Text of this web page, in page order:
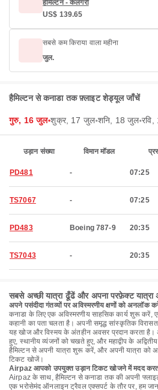
हैमिल्टन - कैलगरी
US$ 139.65
सबसे कम किराया वाला महीना
जुल.
हैमिल्टन से कनाडा तक फ़्लाइट शेड्यूल जाँचें
गुरु, 16 जुल॰शुक्र, 17 जुल॰शनि, 18 जुल॰
उड़ान संख्या विमान मॉडल
PD481 - 07:25
TS7067 - 07:25
PD483 Boeing 787-9 20:35
TS7043 - 20:35
सबसे अच्छी यात्रा ढूँढें और अपना परफ़ेक्ट यात्रा
अपने पसंदीदा गंतव्यों पर अविस्मरणीय क्षणों को अनलॉक
कनाडा के लिए एक अविस्मरणीय साहसिक कार्य शुरू करें,
कहानी का पता चलता है। अपनी समृद्ध सांस्कृतिक
यह खोज और विस्मय के अंतहीन अवसर प्रदान करता
हुए, स्थानीय व्यंजनों को चखते हुए, और महाद्वीप के
हैमिल्टन से अपनी यात्रा शुरू करें, और अपनी यात्रा को
टिकट खोजें।
Airpaz आपको उपयुक्त उड़ान टिकट खोजने में मदद
Airpaz के साथ, हैमिल्टन से कनाडा तक की अपनी
एक भरोसेमंद ऑनलाइन ट्रैवल एक्सपर्ट के तौर पर, हम